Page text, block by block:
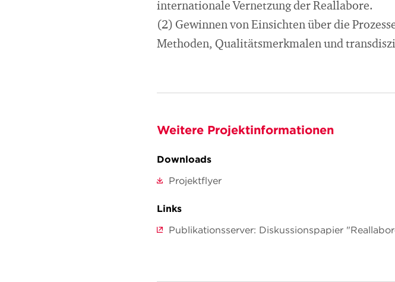
internationale Vernetzung der Reallabore.
(2) Gewinnen von Einsichten über die
Methoden, Qualitätsmerkmalen und
Weitere Projektinformationen
Downloads
Projektflyer
Links
Publikationsserver: Diskussionspapier